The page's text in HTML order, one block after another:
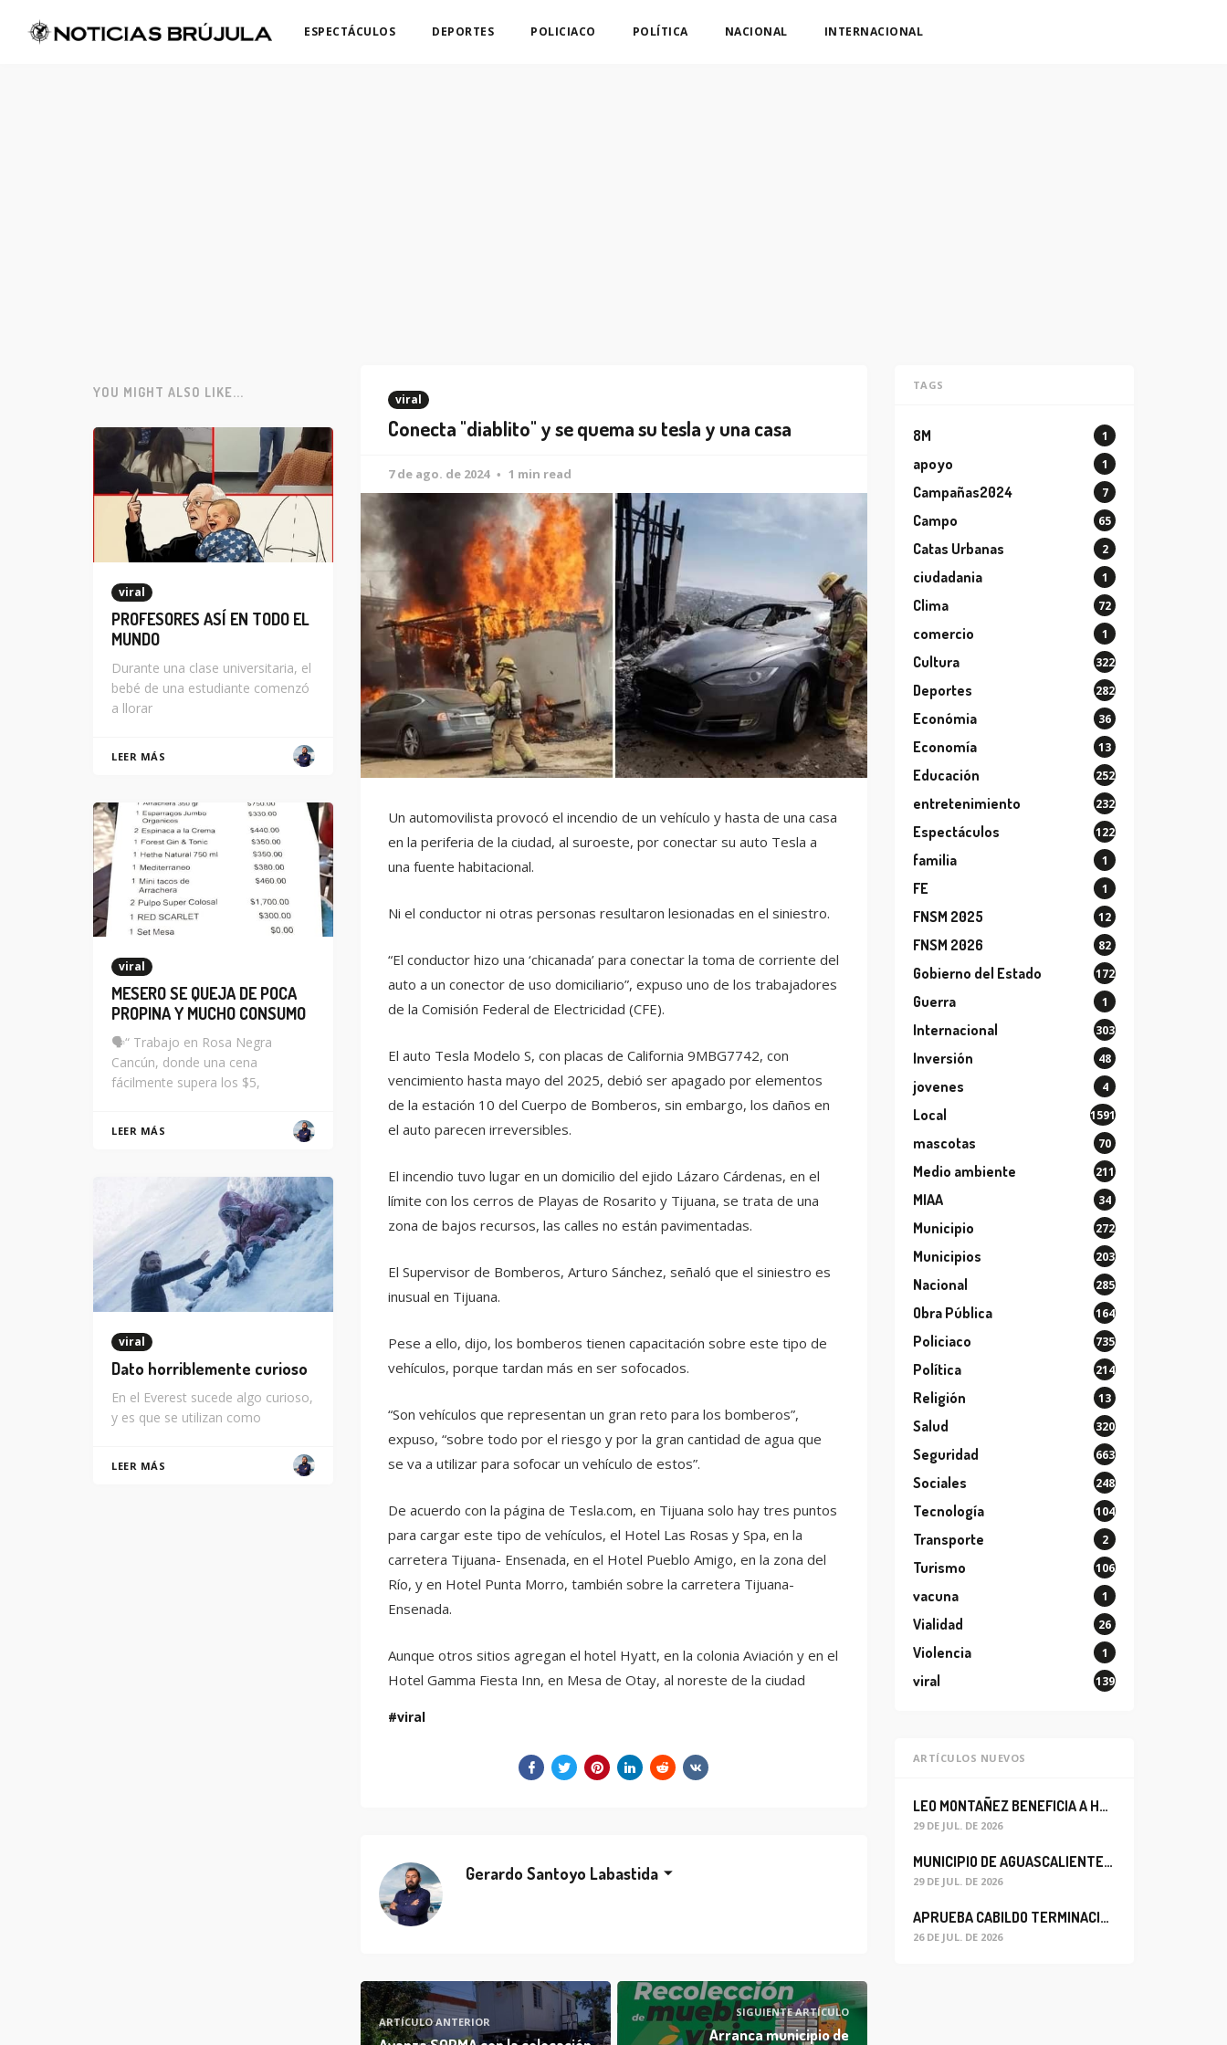
ESPECTÁCULOS DEPORTES POLICIACO POLÍTICA NACIONAL INTERNACIONAL
viral
Conecta "diablito" y se quema su tesla y una casa
7 de ago. de 2024 1 min read
Un automovilista provocó el incendio de un vehículo y hasta de una casa
en la periferia de la ciudad, al suroeste, por conectar su auto Tesla a
una fuente habitacional.
Ni el conductor ni otras personas resultaron lesionadas en el siniestro.
“El conductor hizo una ‘chicanada’ para conectar la toma de corriente del
auto a un conector de uso domiciliario”, expuso uno de los trabajadores
de la Comisión Federal de Electricidad (CFE).
El auto Tesla Modelo S, con placas de California 9MBG7742, con
vencimiento hasta mayo del 2025, debió ser apagado por elementos
de la estación 10 del Cuerpo de Bomberos, sin embargo, los daños en
el auto parecen irreversibles.
El incendio tuvo lugar en un domicilio del ejido Lázaro Cárdenas, en el
límite con los cerros de Playas de Rosarito y Tijuana, se trata de una
zona de bajos recursos, las calles no están pavimentadas.
El Supervisor de Bomberos, Arturo Sánchez, señaló que el siniestro es
inusual en Tijuana.
Pese a ello, dijo, los bomberos tienen capacitación sobre este tipo de
vehículos, porque tardan más en ser sofocados.
“Son vehículos que representan un gran reto para los bomberos”,
expuso, “sobre todo por el riesgo y por la gran cantidad de agua que
se va a utilizar para sofocar un vehículo de estos”.
De acuerdo con la página de Tesla.com, en Tijuana solo hay tres puntos
para cargar este tipo de vehículos, el Hotel Las Rosas y Spa, en la
carretera Tijuana- Ensenada, en el Hotel Pueblo Amigo, en la zona del
Río, y en Hotel Punta Morro, también sobre la carretera Tijuana-
Ensenada.
Aunque otros sitios agregan el hotel Hyatt, en la colonia Aviación y en el
Hotel Gamma Fiesta Inn, en Mesa de Otay, al noreste de la ciudad
viral
Gerardo Santoyo Labastida
ARTÍCULO ANTERIOR
SIGUIENTE ARTÍCULO
Arranca municipio de
YOU MIGHT ALSO LIKE...
viral
PROFESORES ASÍ EN TODO EL
MUNDO
Durante una clase universitaria, el
bebé de una estudiante comenzó
a llorar
LEER MÁS
viral
MESERO SE QUEJA DE POCA
PROPINA Y MUCHO CONSUMO
🗣️“ Trabajo en Rosa Negra
Cancún, donde una cena
fácilmente supera los $5,
LEER MÁS
viral
Dato horriblemente curioso
En el Everest sucede algo curioso,
y es que se utilizan como
LEER MÁS
TAGS
8M 1
apoyo 1
Campañas2024 7
Campo 65
Catas Urbanas 2
ciudadania 1
Clima 72
comercio 1
Cultura 322
Deportes 282
Económia 36
Economía 13
Educación 252
entretenimiento 232
Espectáculos 122
familia 1
FE 1
FNSM 2025 12
FNSM 2026 82
Gobierno del Estado 172
Guerra 1
Internacional 303
Inversión 48
jovenes 4
Local 1591
mascotas 70
Medio ambiente 211
MIAA 34
Municipio 272
Municipios 203
Nacional 285
Obra Pública 164
Policiaco 735
Política 214
Religión 13
Salud 320
Seguridad 663
Sociales 248
Tecnología 104
Transporte 2
Turismo 106
vacuna 1
Vialidad 26
Violencia 1
viral 139
ARTÍCULOS NUEVOS
LEO MONTAÑEZ BENEFICIA A HABITANTES DEL BARRIO DE LA SALUD CON MEJORA DEL ALCANTARILLADO SANITARIO
29 DE JUL. DE 2026
MUNICIPIO DE AGUASCALIENTES REABRE CIRCULACIÓN VEHICULAR EN LA CALLE JOSEFA ORTIZ DE DOMÍNGUEZ
29 DE JUL. DE 2026
APRUEBA CABILDO TERMINACIÓN ANTICIPADA DEL CONTRATO PARA EL PROYECTO DE MODERNIZACIÓN DEL SISTEMA DE ALUMBRADO
26 DE JUL. DE 2026